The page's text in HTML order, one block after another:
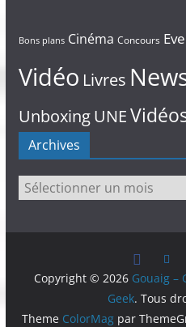
Bons plans Cinéma Concours
Vidéo Livres
UnboxingUNE
Archives
Archives
Copyright © 2026 Gouaig –
Geek. Tous
Theme ColorMag par